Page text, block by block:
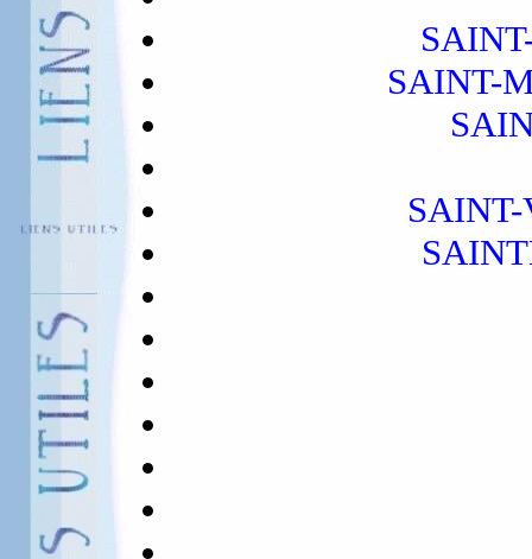
SAINT-